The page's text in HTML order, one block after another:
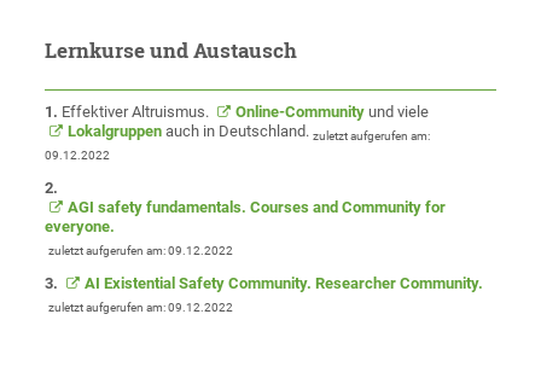
Lernkurse und Austausch
1. Effektiver Altruismus. Online-Community und viele
Lokalgruppen auch in Deutschland.zuletzt aufgerufen am:
09.12.2022
2.
AGI safety fundamentals. Courses and Community for
everyone.
zuletzt aufgerufen am: 09.12.2022
3. AI Existential Safety Community. Researcher Community.
zuletzt aufgerufen am: 09.12.2022